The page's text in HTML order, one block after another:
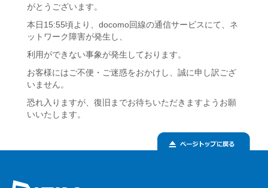
がとうございます。
本日15:55頃より、docomo回線の通信サービスにて、ネ
ットワーク障害が発生し、
利用ができない事象が発生しております。
お客様にはご不便・ご迷惑をおかけし、誠に申し訳ござ
いません。
恐れ入りますが、復旧までお待ちいただきますようお願
いいたします。